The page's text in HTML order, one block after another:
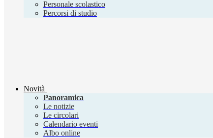
Personale scolastico
Percorsi di studio
Novità
Panoramica
Le notizie
Le circolari
Calendario eventi
Albo online